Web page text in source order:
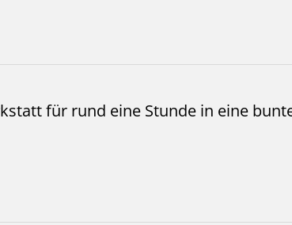
für rund eine Stunde in eine